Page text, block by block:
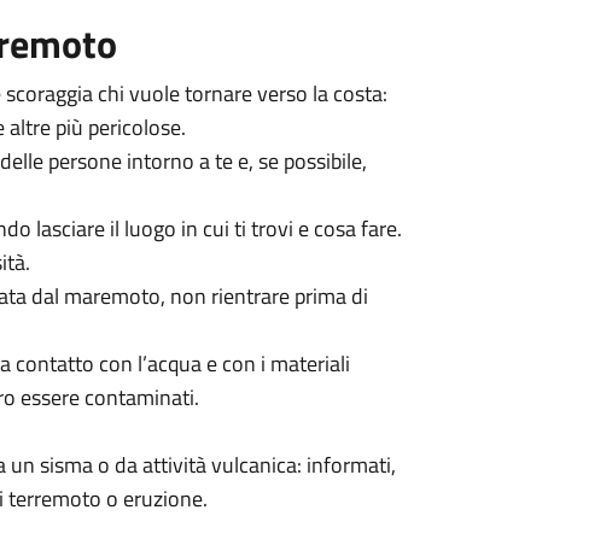
chi vuole tornare verso la costa:
più pericolose.
persone intorno a te e, se possibile,
lasciare il luogo in cui ti trovi e cosa fare.
dal maremoto, non rientrare prima di
contatto con l’acqua e con i materiali
essere contaminati.
un sisma o da attività vulcanica: informati,
terremoto o eruzione.